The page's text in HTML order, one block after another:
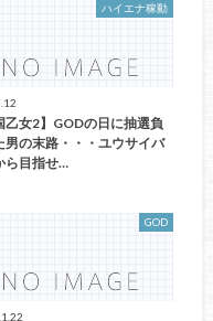
ハイエナ稼動
乙女2】GODの日に抽選負
男の末路・・・ユウサイバ
ら目指せ…
GOD